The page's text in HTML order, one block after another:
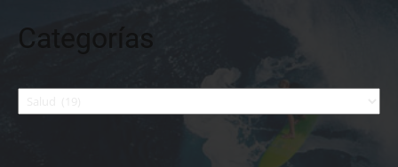
Categorías
Categorías